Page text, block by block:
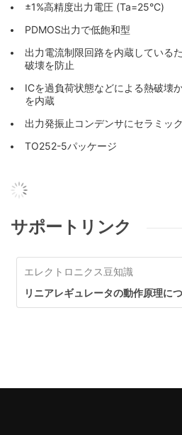
±1%高精度出力電圧 (Ta=25°C)
PDMOS出力で低飽和型
出力電流制限回路を内蔵している
破壊を防止
ICを過負荷状態などによる熱破壊
を内蔵
出力発振止コンデンサにセラミッ
TO252-5パッケージ
サポートリンク
エレクトロニクス豆知識
リニアレギュレータの動作原理に